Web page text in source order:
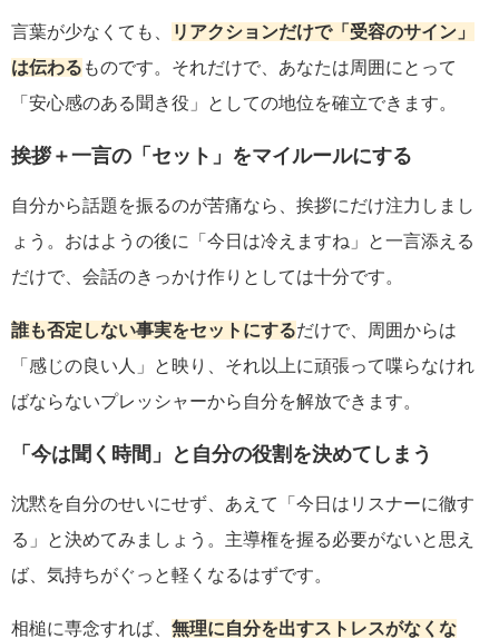
言葉が少なくても、
リアクションだけで「受容のサイン」
は伝わる ものです。それだけで、あなたは周囲にとって
「安心感のある聞き役」としての地位を確立できます。
挨拶＋一言の「セット」をマイルールにする
自分から話題を振るのが苦痛なら、挨拶にだけ注力しまし
ょう。おはようの後に「今日は冷えますね」と一言添える
だけで、会話のきっかけ作りとしては十分です。
誰も否定しない事実をセットにするだけで、周囲からは
「感じの良い人」と映り、それ以上に頑張って喋らなけれ
ばならないプレッシャーから自分を解放できます。
「今は聞く時間」と自分の役割を決めてしまう
沈黙を自分のせいにせず、あえて「今日はリスナーに徹す
る」と決めてみましょう。主導権を握る必要がないと思え
ば、気持ちがぐっと軽くなるはずです。
相槌に専念すれば、 無理に自分を出すストレスがなくな